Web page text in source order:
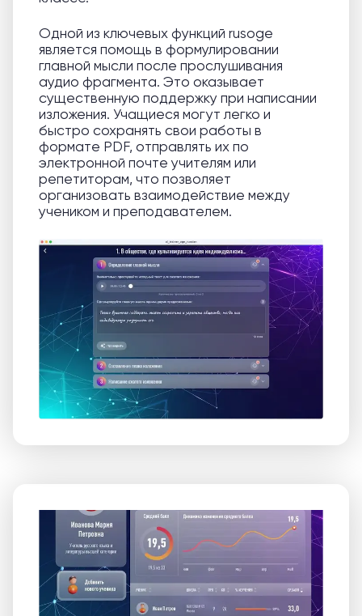
Одной из ключевых функций rusoge
является помощь в формулировании
главной мысли после прослушивания
аудио фрагмента. Это оказывает
существенную поддержку при написании
изложения. Учащиеся могут легко и
быстро сохранять свои работы в
формате PDF, отправлять их по
электронной почте учителям или
репетиторам, что позволяет
организовать взаимодействие между
учеником и преподавателем.